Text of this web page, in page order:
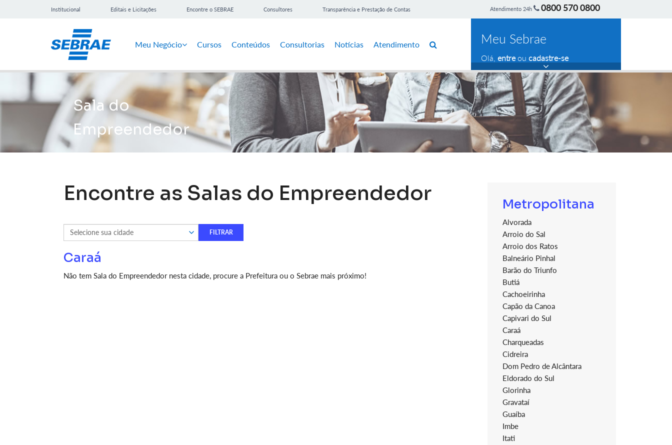
Institucional Editais e Licitações Encontre o SEBRAE Consultores Transparência e Prestação de Contas Atendimento 24h 0800 570 0800
Meu Negócio Cursos Conteúdos Consultorias Notícias Atendimento Meu Sebrae
Olá, entreou cadastre-se
Sala do
Empreendedor
Encontre as Salas do Empreendedor
Caraá
Não tem Sala do Empreendedor nesta cidade, procure a Prefeitura ou o Sebrae mais próximo!
Metropolitana
Alvorada
Arroio do Sal
Arroio dos Ratos
Balneário Pinhal
Barão do Triunfo
Butiá
Cachoeirinha
Capão da Canoa
Capivari do Sul
Caraá
Charqueadas
Cidreira
Dom Pedro de Alcântara
Eldorado do Sul
Glorinha
Gravataí
Guaíba
Imbe
Itati